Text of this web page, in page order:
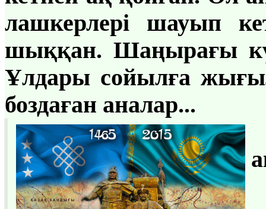
лашкерлері шауып
шыққан. Шаңырағы
Ұлдары сойылға
боздаған аналар...